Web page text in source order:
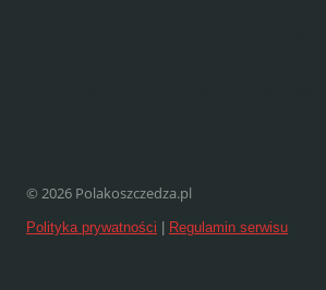
© 2026 Polakoszczedza.pl
Polityka prywatności Regulamin serwisu